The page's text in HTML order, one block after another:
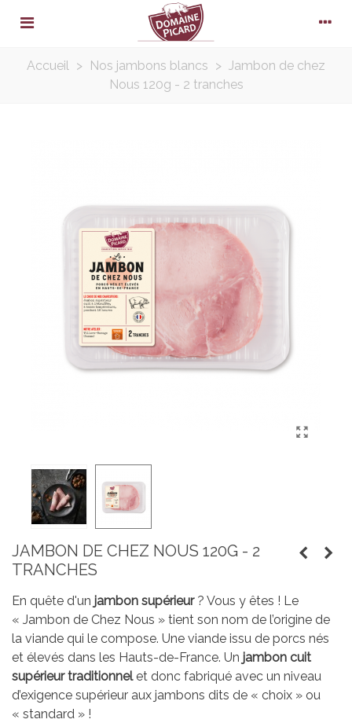
Accueil > Nos jambons blancs > Jambon de chez
Nous 120g - 2 tranches
JAMBON DE CHEZ NOUS 120G - 2
TRANCHES
En quête d'un jambon supérieur? Vous y êtes ! Le
« Jambon de Chez Nous » tient son nom de l’origine de
la viande qui le compose. Une viande issu de porcs nés
et élevés dans les Hauts-de-France. Un jambon cuit
supérieur traditionnelet donc fabriqué avec un niveau
d’exigence supérieur aux jambons dits de « choix » ou
« standard » !